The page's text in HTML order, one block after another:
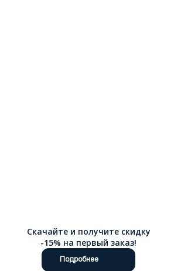
Скачайте и получите скидку
-15% на первый заказ!
Подробнее